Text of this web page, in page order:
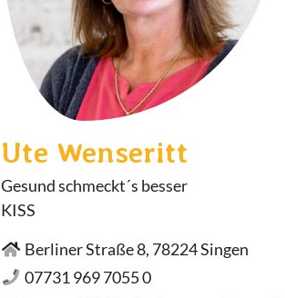
Ute Wenseritt
Gesund schmeckt´s besser
KISS
Berliner Straße 8, 78224 Singen
07731 969 7055 0